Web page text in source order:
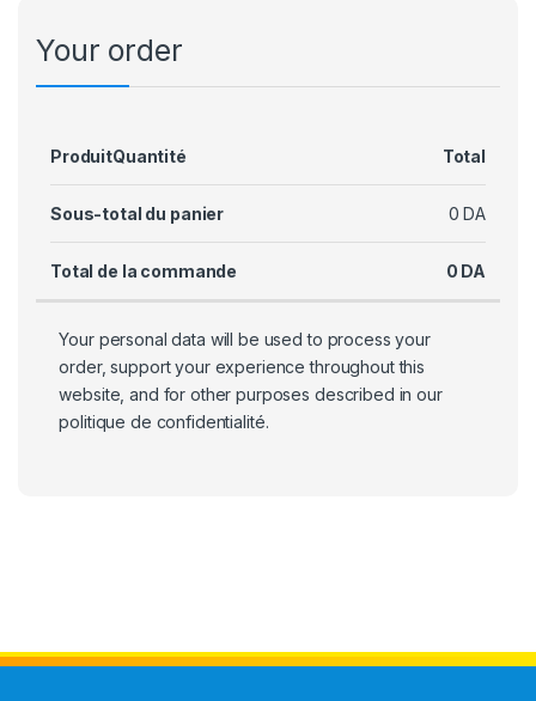
Your order
ProduitQuantité Total
Sous-total du panier 0 DA
Total de la commande 0 DA
Your personal data will be used to process your
order, support your experience throughout this
website, and for other purposes described in our
politique de confidentialité.